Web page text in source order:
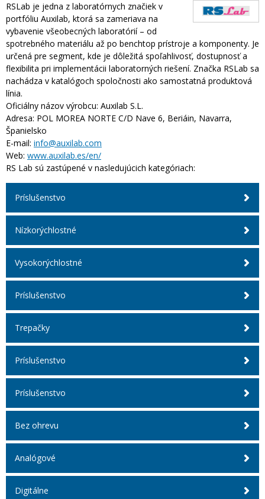
RSLab je jedna z laboratórnych značiek v
portfóliu Auxilab, ktorá sa zameriava na
vybavenie všeobecných laboratórií – od
spotrebného materiálu až po benchtop prístroje a komponenty. Je
určená pre segment, kde je dôležitá spoľahlivosť, dostupnosť a
flexibilita pri implementácii laboratorných riešení. Značka RSLab sa
nachádza v katalógoch spoločnosti ako samostatná produktová
línia.
Oficiálny názov výrobcu: Auxilab S.L.
Adresa: POL MOREA NORTE C/D Nave 6, Beriáin, Navarra,
Španielsko
E-mail: info@auxilab.com
Web: www.auxilab.es/en/
RS Lab sú zastúpené v nasledujúcich kategóriach:
Príslušenstvo
Nízkorýchlostné
Vysokorýchlostné
Príslušenstvo
Trepačky
Príslušenstvo
Príslušenstvo
Bez ohrevu
Analógové
Digitálne